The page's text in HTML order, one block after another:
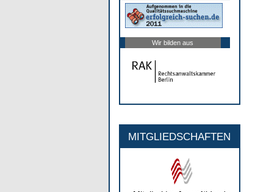
Wir bilden aus
MITGLIEDSCHAFTEN